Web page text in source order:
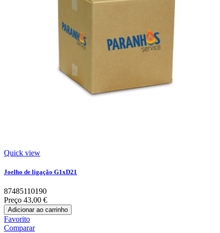
Quick view
Joelho de ligação G1xD21
87485110190
Preço 43,00 €
Adicionar ao carrinho
Favorito
Comparar